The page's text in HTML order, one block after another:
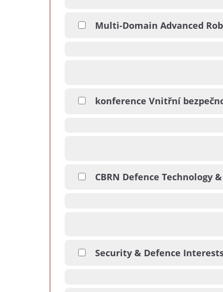
Multi-Domain Advanced
konference Vnitřní
CBRN Defence Technology
Security & Defence